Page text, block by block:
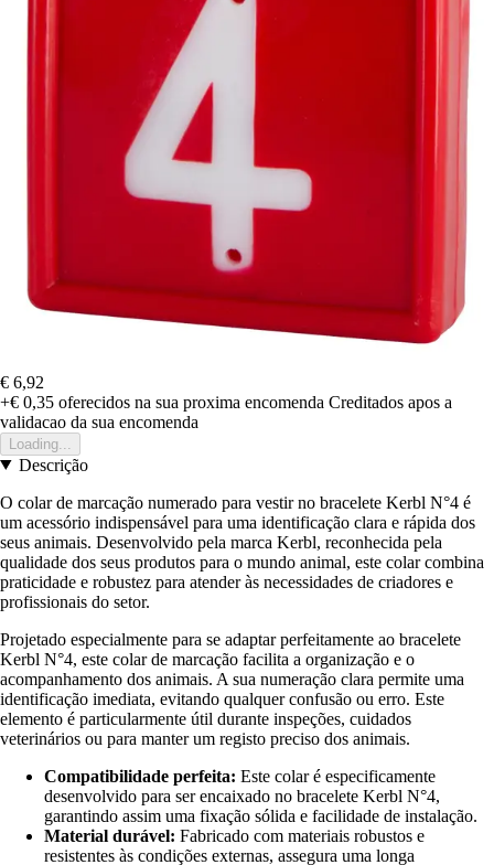
€ 6,92
+€ 0,35 oferecidos na sua proxima encomenda Creditados apos a
validacao da sua encomenda
Loading...
Descrição
O colar de marcação numerado para vestir no bracelete Kerbl N°4 é
um acessório indispensável para uma identificação clara e rápida dos
seus animais. Desenvolvido pela marca Kerbl, reconhecida pela
qualidade dos seus produtos para o mundo animal, este colar combina
praticidade e robustez para atender às necessidades de criadores e
profissionais do setor.
Projetado especialmente para se adaptar perfeitamente ao bracelete
Kerbl N°4, este colar de marcação facilita a organização e o
acompanhamento dos animais. A sua numeração clara permite uma
identificação imediata, evitando qualquer confusão ou erro. Este
elemento é particularmente útil durante inspeções, cuidados
veterinários ou para manter um registo preciso dos animais.
Compatibilidade perfeita: Este colar é especificamente
desenvolvido para ser encaixado no bracelete Kerbl N°4,
garantindo assim uma fixação sólida e facilidade de instalação.
Material durável: Fabricado com materiais robustos e
resistentes às condições externas, assegura uma longa